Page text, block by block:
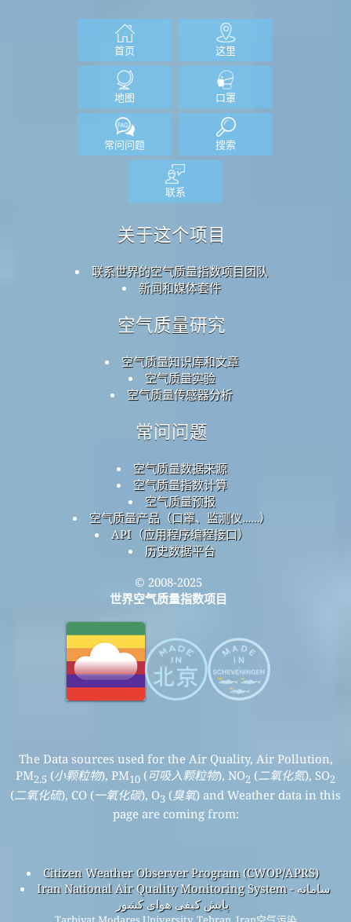
首页 这里
地图 口罩
常问问题 搜索
联系
关于这个项目
联系世界的空气质量指数项目团队
新闻和媒体套件
空气质量研究
空气质量知识库和文章
空气质量实验
空气质量传感器分析
常问问题
空气质量数据来源
空气质量指数计算
空气质量预报
空气质量产品（口罩、监测仪……）
API（应用程序编程接口）
历史数据平台
© 2008-2025
世界空气质量指数项目
The Data sources used for the Air Quality, Air Pollution,
PM2.5 (小颗粒物), PM10 (可吸入颗粒物), NO2 (二氧化氮), SO2
(二氧化硫), CO (一氧化碳), O3 (臭氧) and Weather data in this
page are coming from:
Citizen Weather Observer Program (CWOP/APRS)
Iran National Air Quality Monitoring System - سامانه
پایش کیفی هوای کشور